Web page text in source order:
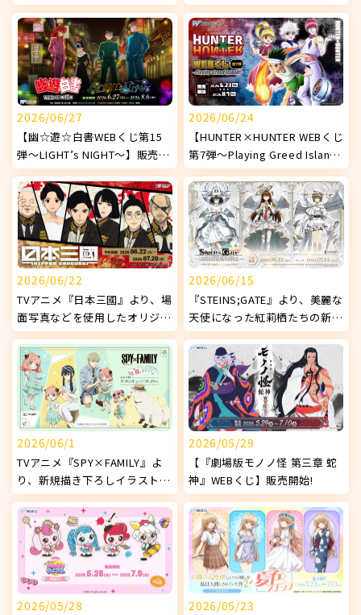
使用したオリジナルグッズが発
売決定！
『DokiDoki♡ナイトプール
1st.』】販売開始！
2026/06/27
【幽☆遊☆白書WEBくじ第15
弾～LIGHT’s NIGHT～】販売開
始!
2026/06/24
【HUNTER×HUNTER WEBくじ
第7弾～Playing Greed Island!
～】販売開始！
2026/06/22
TVアニメ『日本三國』より、場
面写真などを使用したオリジナ
ルグッズが発売決定！
2026/06/15
『STEINS;GATE』より、美麗な
天使になった紅莉栖たちの新オ
リジナルグッズが発売決定！
2026/06/1
TVアニメ『SPY×FAMILY』よ
り、新規描き下ろしイラストを
使用したオリジナルグッズが発
売決定！
2026/05/29
【『劇場版モノノ怪 第三章 蛇
神』WEBくじ】販売開始!
2026/05/28 2026/05/23